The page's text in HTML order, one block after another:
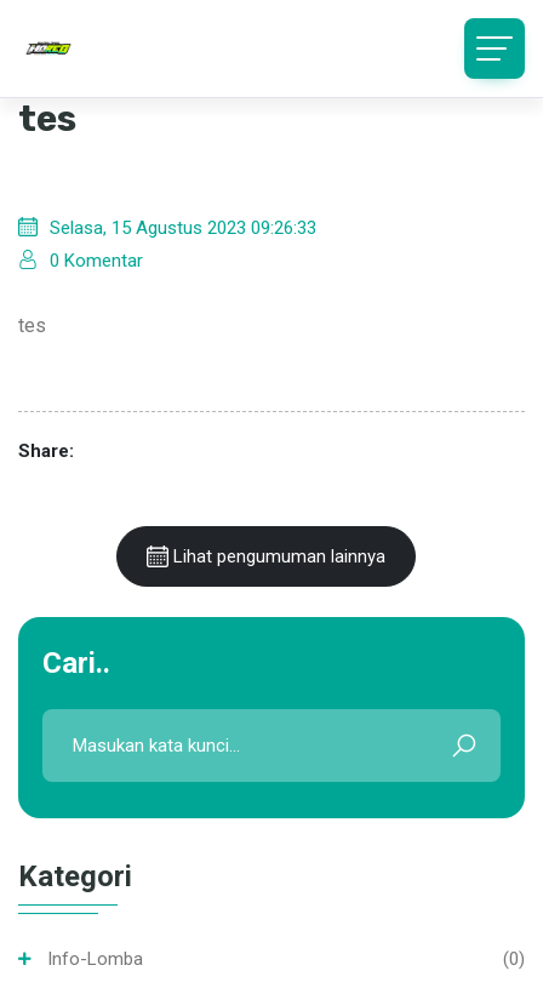
tes
Selasa, 15 Agustus 2023 09:26:33
0 Komentar
tes
Share:
Lihat pengumuman lainnya
Cari..
Kategori
Info-Lomba
(0)